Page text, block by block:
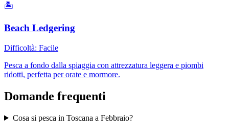
🏝️
Beach Ledgering
Difficoltà: Facile
Pesca a fondo dalla spiaggia con attrezzatura leggera e piombi
ridotti, perfetta per orate e mormore.
Domande frequenti
Cosa si pesca in Toscana a Febbraio?